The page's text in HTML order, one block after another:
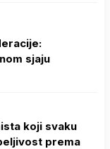
sjaju
koji svaku
prema